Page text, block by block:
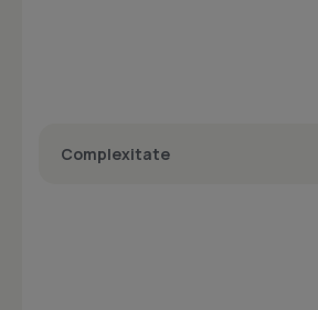
Complexitate